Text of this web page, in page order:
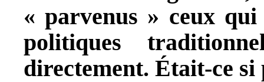
« parvenus » ceux qui
politiques
directement. Était-ce